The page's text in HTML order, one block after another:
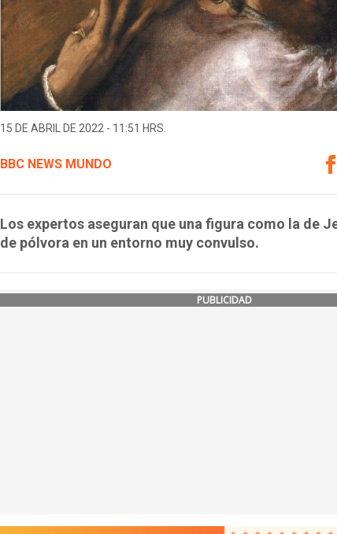
15 DE ABRIL DE 2022 - 11:51 HRS.
BBC NEWS MUNDO
Los expertos aseguran que una figura como la de
de pólvora en un entorno muy convulso.
PUBLICIDAD